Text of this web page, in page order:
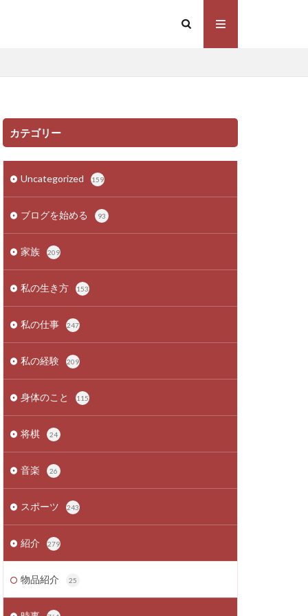
カテゴリー
Uncategorized 159
ブログを始める 93
家族 209
私の生き方 153
私の仕事 247
私の経験 209
身体のこと 115
将棋 24
音楽 26
スポーツ 243
紹介 279
物品紹介 25